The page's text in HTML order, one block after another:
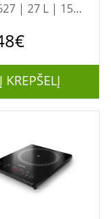
| 27 L | 1500
Į KREPŠELĮ